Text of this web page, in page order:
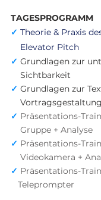
TAGESPROGRAMM
✓ Theorie & Praxis
Elevator Pitch
✓ Grundlagen zur
Sichtbarkeit
✓ Grundlagen zur
Vortragsgestaltung
✓ Präsentations-
Gruppe + Analyse
✓ Präsentations-
Videokamera +
✓ Präsentations-
Teleprompter